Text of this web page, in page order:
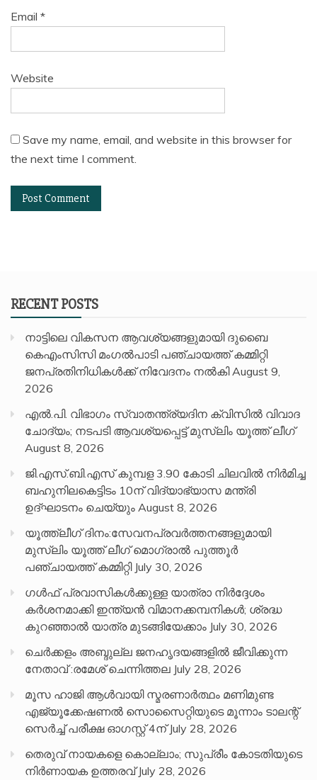
Email *
Website
Save my name, email, and website in this browser for
the next time I comment.
RECENT POSTS
നാട്ടിലെ വികസന ആവശ്യങ്ങളുമായി ദുബൈ
കെഎംസിസി മംഗൽപാടി പഞ്ചായത്ത് കമ്മിറ്റി
ജനപ്രതിനിധികൾക്ക് നിവേദനം നൽകി August 9,
2026
എൽ.പി. വിഭാഗം സ്വാതന്ത്ര്യദിന ക്വിസിൽ വിവാദ
ചോദ്യം; നടപടി ആവശ്യപ്പെട്ട് മുസ്‌ലിം യൂത്ത് ലീഗ്
August 8, 2026
ജി.എസ്.ബി.എസ് കുമ്പള 3.90 കോടി ചിലവിൽ നിർമിച്ച
ബഹുനിലകെട്ടിടം 10ന് വിദ്യാഭ്യാസ മന്ത്രി
ഉദ്ഘാടനം ചെയ്യും August 8, 2026
യൂത്ത്ലീഗ് ദിനം:സേവനപ്രവർത്തനങ്ങളുമായി
മുസ്ലിം യൂത്ത് ലീഗ് മൊഗ്രാൽ പുത്തൂർ
പഞ്ചായത്ത് കമ്മിറ്റി July 30, 2026
ഗൾഫ് പ്രവാസികൾക്കുള്ള യാത്രാ നിർദ്ദേശം
കർശനമാക്കി ഇന്ത്യൻ വിമാനക്കമ്പനികൾ; ശ്രദ്ധ
കുറഞ്ഞാൽ യാത്ര മുടങ്ങിയേക്കാം July 30, 2026
ചെർക്കളം അബ്ദുല്ല ജനഹൃദയങ്ങളിൽ ജീവിക്കുന്ന
നേതാവ് :രമേശ് ചെന്നിത്തല July 28, 2026
മൂസ ഹാജി ആൾവായി സ്മരണാർത്ഥം മണിമുണ്ട
എജ്യൂക്കേഷണൽ സൊസൈറ്റിയുടെ മൂന്നാം ടാലന്റ്
സെർച്ച് പരീക്ഷ ഓഗസ്റ്റ് 4ന് July 28, 2026
തെരുവ് നായകളെ കൊല്ലാം; സുപ്രീം കോടതിയുടെ
നിർണായക ഉത്തരവ് July 28, 2026